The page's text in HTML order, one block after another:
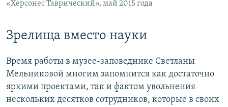
«Херсонес Таврический», май 2015 года
Зрелища вместо науки
Время работы в музее-заповеднике Светланы
Мельниковой многим запомнится как достаточно
яркими проектами, так и фактом увольнения
нескольких десятков сотрудников, которые в своих